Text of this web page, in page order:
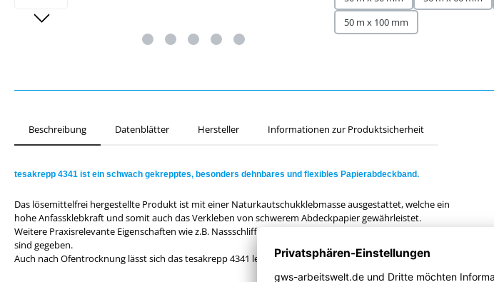
50 m x 100 mm
Beschreibung Datenblätter Hersteller Informationen zur Produktsicherheit
tesakrepp 4341 ist ein schwach gekrepptes, besonders dehnbares und flexibles Papierabdeckband.
Das lösemittelfrei hergestellte Produkt ist mit einer Naturkautschukklebmasse ausgestattet, welche ein
hohe Anfassklebkraft und somit auch das Verkleben von schwerem Abdeckpapier gewährleistet.
Weitere Praxisrelevante Eigenschaften wie z.B. Nassschliffestigkeit oder sehr gute Lack- und Füllerhaftung
sind gegeben.
Auch nach Ofentrocknung lässt sich das tesakrepp 4341 leicht abziehen.